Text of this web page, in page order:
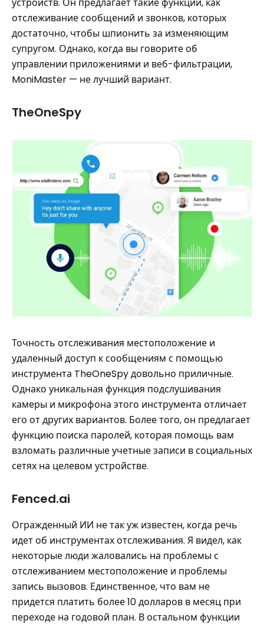
устройств. Он предлагает такие функции, как
отслеживание сообщений и звонков, которых
достаточно, чтобы шпионить за изменяющим
супругом. Однако, когда вы говорите об
управлении приложениями и веб-фильтрации,
MoniMaster — не лучший вариант.
TheOneSpy
Точность отслеживания местоположение и
удаленный доступ к сообщениям с помощью
инструмента TheOneSpy довольно приличные.
Однако уникальная функция подслушивания
камеры и микрофона этого инструмента отличает
его от других вариантов. Более того, он предлагает
функцию поиска паролей, которая помощь вам
взломать различные учетные записи в социальных
сетях на целевом устройстве.
Fenced.ai
Огражденный ИИ не так уж известен, когда речь
идет об инструментах отслеживания. Я видел, как
некоторые люди жаловались на проблемы с
отслеживанием местоположение и проблемы
запись вызовов. Единственное, что вам не
придется платить более 10 долларов в месяц при
переходе на годовой план. В остальном функции